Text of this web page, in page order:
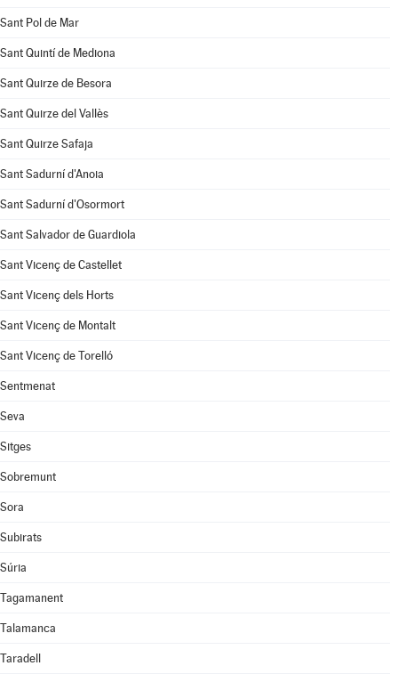
Sant Pol de Mar
Sant Quintí de Mediona
Sant Quirze de Besora
Sant Quirze del Vallès
Sant Quirze Safaja
Sant Sadurní d'Anoia
Sant Sadurní d'Osormort
Sant Salvador de Guardiola
Sant Vicenç de Castellet
Sant Vicenç dels Horts
Sant Vicenç de Montalt
Sant Vicenç de Torelló
Sentmenat
Seva
Sitges
Sobremunt
Sora
Subirats
Súria
Tagamanent
Talamanca
Taradell